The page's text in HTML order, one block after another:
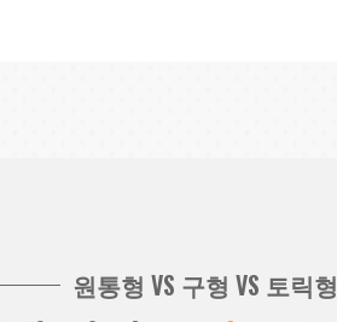
프레임 소재
과 온도 변화에 대한 내구성을 제공하
원통형 VS 구형 VS 토릭형